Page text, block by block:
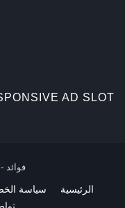
AD SLOT
الرئيسية سياسة